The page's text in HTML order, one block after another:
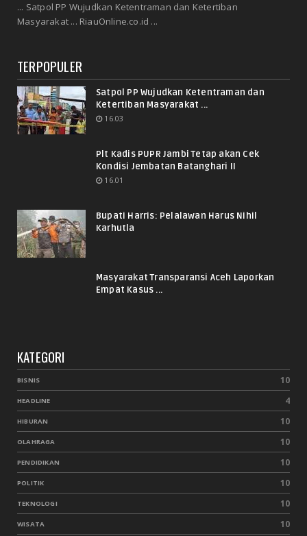
... Satpol PP Wujudkan Ketentraman dan Ketertiban
Masyarakat ... RiauOnline.co.id ...
TERPOPULER
Satpol PP Wujudkan Ketentraman dan
Ketertiban Masyarakat ...
16.03
Plt Kadis PUPR Jambi Tetap akan Cek
Kondisi Jembatan Batanghari II
16.01
Bupati Harris: Pelalawan Harus Nihil
Karhutla
Masyarakat Transparansi Aceh Laporkan
Empat Kasus ...
KATEGORI
BISNIS 10
HEADLINE 4
HIBURAN 10
OLAHRAGA 10
PENDIDIKAN 10
POLITIK 10
TEKNOLOGI 10
WISATA 10